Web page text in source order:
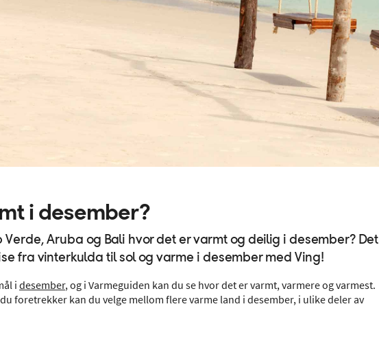
i desember?
Verde, Aruba og Bali hvor det er varmt og deilig i desember? Det
fra vinterkulda til sol og varme i desember med Ving!
i desember, og i Varmeguiden kan du se hvor det er varmt, varmere og varmest.
foretrekker kan du velge mellom flere varme land i desember, i ulike deler av